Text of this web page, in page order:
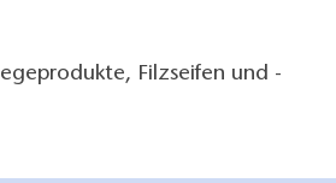
Filzseifen und -